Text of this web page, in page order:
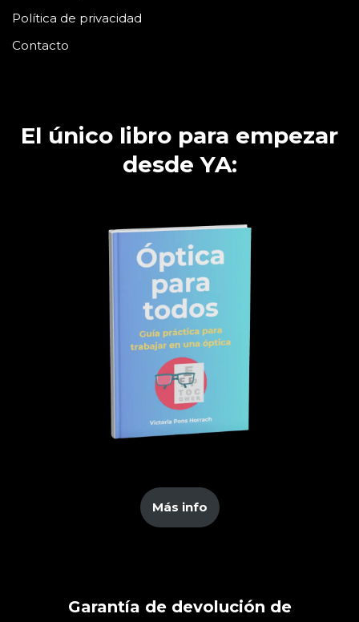
Política de privacidad
Contacto
El único libro para empezar
desde YA:
Más info
Garantía de devolución de